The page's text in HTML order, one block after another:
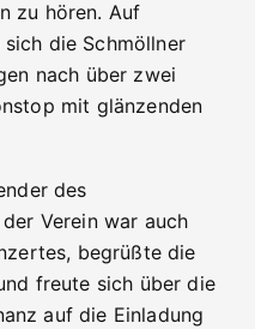
zu hören. Auf
die Schmöllner
nach über zwei
mit glänzenden
des
Verein war auch
begrüßte die
freute sich über die
auf die Einladung